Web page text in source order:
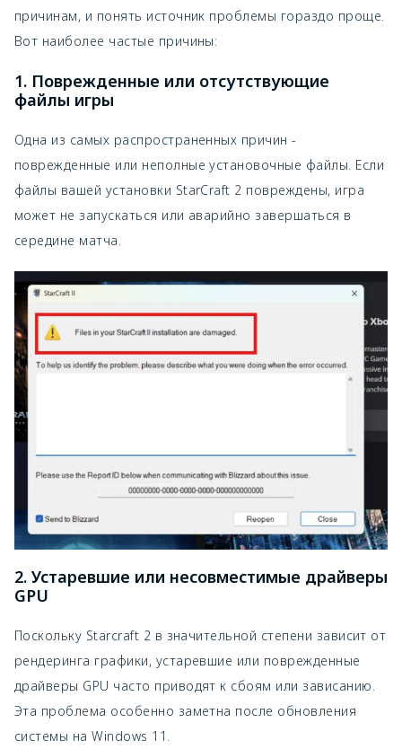
причинам, и понять источник проблемы гораздо проще.
Вот наиболее частые причины:
1. Поврежденные или отсутствующие
файлы игры
Одна из самых распространенных причин -
поврежденные или неполные установочные файлы. Если
файлы вашей установки StarCraft 2 повреждены, игра
может не запускаться или аварийно завершаться в
середине матча.
2. Устаревшие или несовместимые драйверы
GPU
Поскольку Starcraft 2 в значительной степени зависит от
рендеринга графики, устаревшие или поврежденные
драйверы GPU часто приводят к сбоям или зависанию.
Эта проблема особенно заметна после обновления
системы на Windows 11.